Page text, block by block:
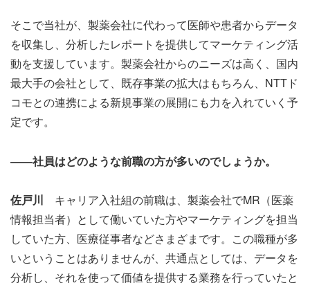
そこで当社が、製薬会社に代わって医師や患者からデータ
を収集し、分析したレポートを提供してマーケティング活
動を支援しています。製薬会社からのニーズは高く、国内
最大手の会社として、既存事業の拡大はもちろん、NTTド
コモとの連携による新規事業の展開にも力を入れていく予
定です。
――社員はどのような前職の方が多いのでしょうか。
佐戸川 キャリア入社組の前職は、製薬会社でMR（医薬
情報担当者）として働いていた方やマーケティングを担当
していた方、医療従事者などさまざまです。この職種が多
いということはありませんが、共通点としては、データを
分析し、それを使って価値を提供する業務を行っていたと